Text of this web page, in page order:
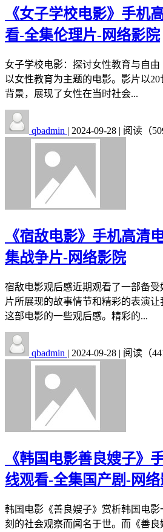
《女子学校电影》手机
看-全集伦理片-网络影院
女子学校电影：探讨女性教育与自
以女性教育为主题的电影。影片以
背景，展现了女性在当时社会...
qbadmin | 2024-09-28 | 阅读（
《宿敌电影》手机高清
集战争片-网络影院
宿敌电影观后感近期观看了一部备
片所展现的故事情节和精彩的表演
这部电影的一些观后感。精彩的...
qbadmin | 2024-09-28 | 阅读（
《韩国电影善良嫂子》
线观看-全集国产剧-网
韩国电影《善良嫂子》赏析韩国电
刻的社会观察而闻名于世。而《善